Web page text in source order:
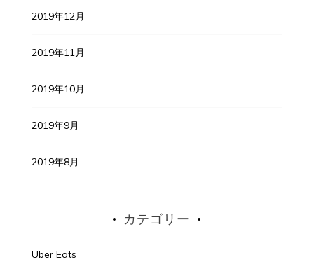
2019年12月
2019年11月
2019年10月
2019年9月
2019年8月
カテゴリー
Uber Eats